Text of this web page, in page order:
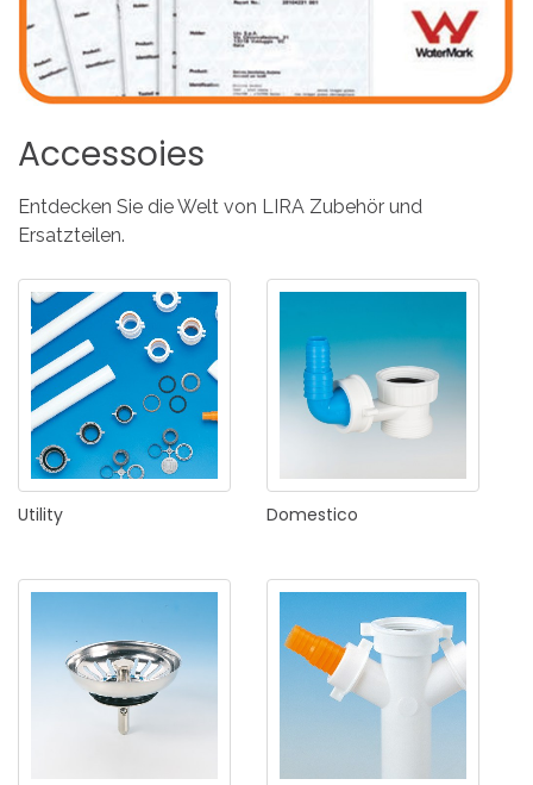
Accessoies
Entdecken Sie die Welt von LIRA Zubehör und
Ersatzteilen.
Utility Domestico